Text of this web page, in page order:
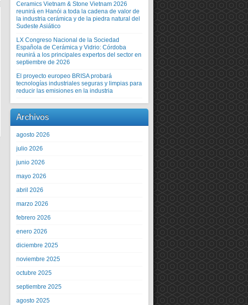
Ceramics Vietnam & Stone Vietnam 2026
reunirá en Hanói a toda la cadena de valor de
la industria cerámica y de la piedra natural del
Sudeste Asiático
LX Congreso Nacional de la Sociedad
Española de Cerámica y Vidrio: Córdoba
reunirá a los principales expertos del sector en
septiembre de 2026
El proyecto europeo BRISA probará
tecnologías industriales seguras y limpias para
reducir las emisiones en la industria
Archivos
agosto 2026
julio 2026
junio 2026
mayo 2026
abril 2026
marzo 2026
febrero 2026
enero 2026
diciembre 2025
noviembre 2025
octubre 2025
septiembre 2025
agosto 2025